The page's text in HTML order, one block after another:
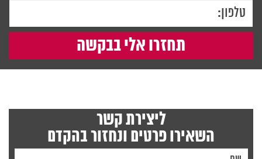
ליצירת קשר
השאירו פרטים ונחזור בהקדם